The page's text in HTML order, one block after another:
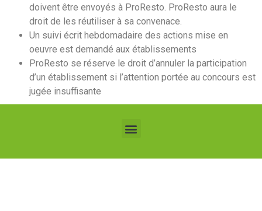
doivent être envoyés à ProResto. ProResto aura le
droit de les réutiliser à sa convenace.
Un suivi écrit hebdomadaire des actions mise en
oeuvre est demandé aux établissements
ProResto se réserve le droit d’annuler la participation
d’un établissement si l’attention portée au concours est
jugée insuffisante